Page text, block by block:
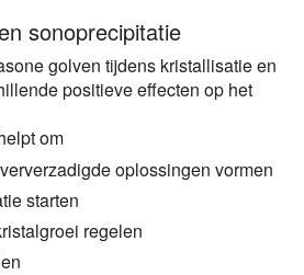
sonoprecipitatie
golven tijdens kristallisatie en
positieve effecten op het
om
oplossingen vormen
starten
regelen